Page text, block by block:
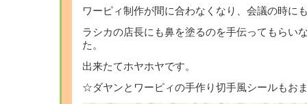
ワーピィ制作が間に合わなくなり、会議の時に
ラシカの店長にも鼻を塗るのを手伝ってもらい
た。
出来たてホヤホヤです。
☆ダヤンとワーピィの手作り切手風シールもお